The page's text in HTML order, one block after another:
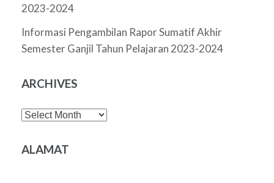
2023-2024
Informasi Pengambilan Rapor Sumatif Akhir
Semester Ganjil Tahun Pelajaran 2023-2024
ARCHIVES
Archives
ALAMAT